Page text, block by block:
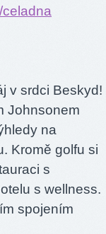
celadna
v srdci Beskyd!
Johnsonem
na
Kromě golfu si
s
s wellness.
spojením